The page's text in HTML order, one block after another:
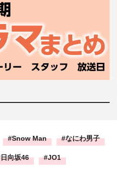
Snow Man なにわ男子
日向坂46 JO1